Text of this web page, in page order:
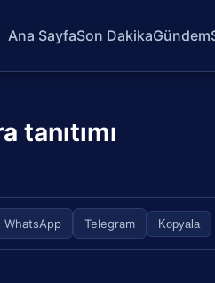
Ana SayfaSon DakikaGündem
tanıtımı
WhatsApp Telegram Kopyala